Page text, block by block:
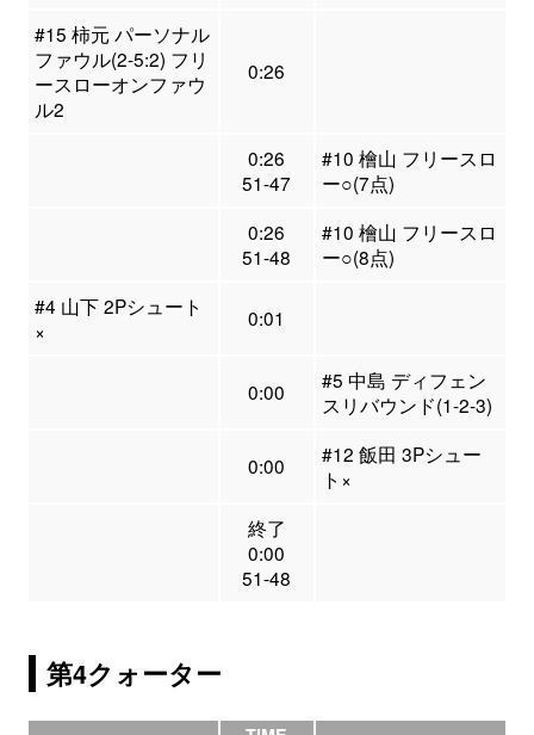
#15 柿元 パーソナル
ファウル(2-5:2) フリ
ースローオンファウ
ル2
0:26
0:26
51-47
#10 檜山 フリースロ
ー○(7点)
0:26
51-48
#10 檜山 フリースロ
ー○(8点)
#4 山下 2Pシュート
×
0:01
0:00
#5 中島 ディフェン
スリバウンド(1-2-3)
0:00
#12 飯田 3Pシュー
ト×
終了
0:00
51-48
第4クォーター